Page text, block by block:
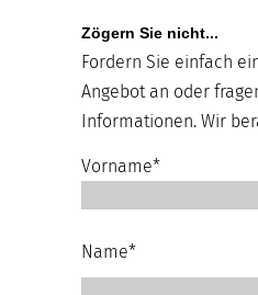
Zögern Sie nicht...
Fordern Sie einfach
Angebot an oder
Informationen. Wir
Vorname*
Name*